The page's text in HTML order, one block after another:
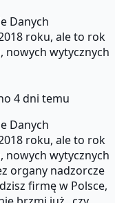
Danych
roku, ale to rok
nowych wytycznych
4 dni temu
Danych
roku, ale to rok
nowych wytycznych
organy nadzorcze
firmę w Polsce,